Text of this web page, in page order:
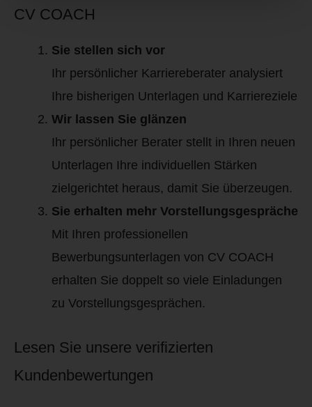
CV COACH
Sie stellen sich vor
Ihr persönlicher Karriereberater analysiert
Ihre bisherigen Unterlagen und Karriereziele
Wir lassen Sie glänzen
Ihr persönlicher Berater stellt in Ihren neuen
Unterlagen Ihre individuellen Stärken
zielgerichtet heraus, damit Sie überzeugen.
Sie erhalten mehr Vorstellungsgespräche
Mit Ihren professionellen
Bewerbungsunterlagen von CV COACH
erhalten Sie doppelt so viele Einladungen
zu Vorstellungsgesprächen.
Lesen Sie unsere verifizierten
Kundenbewertungen